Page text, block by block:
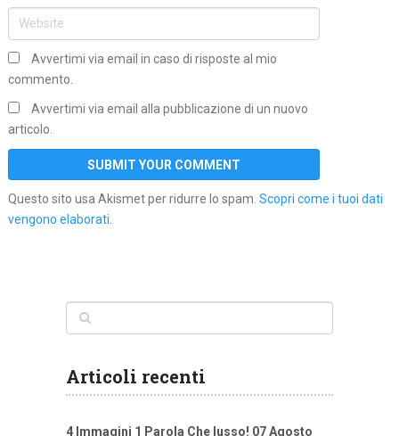
Avvertimi via email in caso di risposte al mio
commento.
Avvertimi via email alla pubblicazione di un nuovo
articolo.
Questo sito usa Akismet per ridurre lo spam. Scopri come i tuoi dati
vengono elaborati
Articoli recenti
4 Immagini 1 Parola Che lusso! 07 Agosto